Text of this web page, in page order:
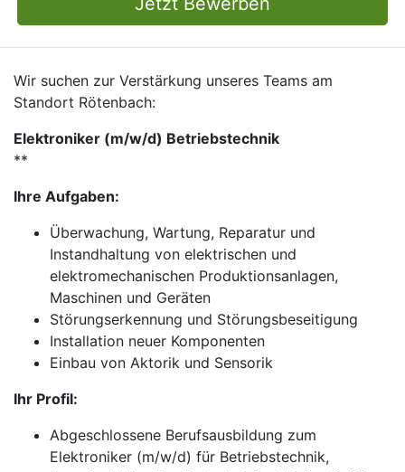
Wir suchen zur Verstärkung unseres Teams am
Standort Rötenbach:
Elektroniker (m/w/d) Betriebstechnik
**
Ihre Aufgaben:
Überwachung, Wartung, Reparatur und
Instandhaltung von elektrischen und
elektromechanischen Produktionsanlagen,
Maschinen und Geräten
Störungserkennung und Störungsbeseitigung
Installation neuer Komponenten
Einbau von Aktorik und Sensorik
Ihr Profil:
Abgeschlossene Berufsausbildung zum
Elektroniker (m/w/d) für Betriebstechnik,